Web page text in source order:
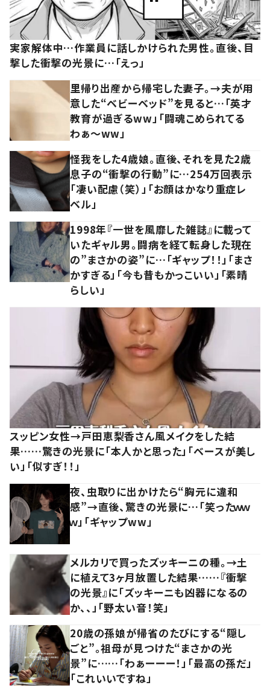
実家解体中…作業員に話しかけられた男性。直後、目
撃した衝撃の光景に…「えっ」
里帰り出産から帰宅した妻子。→夫が用
意した“ベビーベッド”を見ると…「英才
教育が過ぎるww」「闘魂こめられてる
わぁ～ww」
怪我をした4歳娘。直後、それを見た2歳
息子の“衝撃の行動”に…254万回表示
「凄い配慮（笑）」「お顔はかなり重症レ
ベル」
1998年『一世を風靡した雑誌』に載って
いたギャル男。闘病を経て転身した現在
の”まさかの姿”に…「ギャップ！！」「まさ
かすぎる」「今も昔もかっこいい」「素晴
らしい」
スッピン女性→戸田恵梨香さん風メイクをした結
果……驚きの光景に「本人かと思った」「ベースが美し
い」「似すぎ！！」
夜、虫取りに出かけたら“胸元に違和
感”→直後、驚きの光景に…「笑ったｗｗ
ｗ」「ギャップww」
メルカリで買ったズッキーニの種。→土
に植えて3ヶ月放置した結果……『衝撃
の光景』に「ズッキーニも凶器になるの
か、、」「野太い音！笑」
20歳の孫娘が帰省のたびにする“隠し
ごと”。祖母が見つけた“まさかの光
景”に……「わぁーーー！」「最高の孫だ」
「これいいですね」